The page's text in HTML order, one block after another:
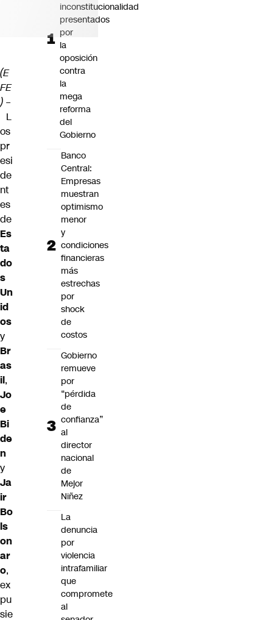
(E
FE
) –
L
os
pr
esi
de
nt
es
de
Es
ta
do
s
Un
id
os
y
Br
as
il,
Jo
e
Bi
de
n
y
Ja
ir
Bo
ls
on
ar
o,
ex
pu
sie
inconstitucionalidad
presentados
por
la
oposición
contra
la
mega
reforma
del
Gobierno
Banco
Central:
Empresas
muestran
optimismo
menor
y
condiciones
financieras
más
estrechas
por
shock
de
costos
Gobierno
remueve
por
“pérdida
de
confianza”
al
director
nacional
de
Mejor
Niñez
La
denuncia
por
violencia
intrafamiliar
que
compromete
al